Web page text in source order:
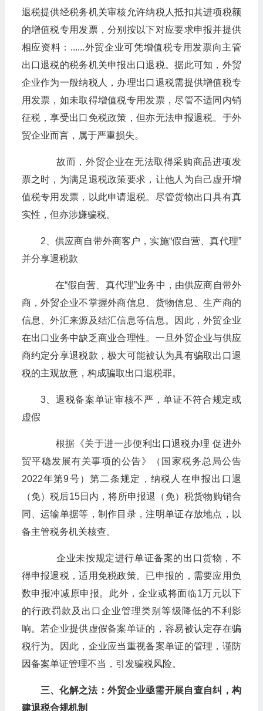
退税提供经税务机关审核允许纳税人抵扣其进项税额
的增值税专用发票，分别按以下对应要求申报并提供
相应资料：......外贸企业可凭增值税专用发票向主管
出口退税的税务机关申报出口退税。据此可知，外贸
企业作为一般纳税人，办理出口退税需提供增值税专
用发票，如未取得增值税专用发票，尽管不适同内销
征税，享受出口免税政策，但亦无法申报退税。于外
贸企业而言，属于严重损失。
故而，外贸企业在无法取得采购商品进项发
票之时，为满足退税政策要求，让他人为自己虚开增
值税专用发票，以此申请退税。尽管货物出口具有真
实性，但亦涉嫌骗税。
2、供应商自带外商客户，实施“假自营、真代理”
并分享退税款
在“假自营、真代理”业务中，由供应商自带外
商，外贸企业不掌握外商信息、货物信息、生产商的
信息、外汇来源及结汇信息等信息。因此，外贸企业
在出口业务中缺乏商业合理性。一旦外贸企业与供应
商约定分享退税款，极大可能被认为具有骗取出口退
税的主观故意，构成骗取出口退税罪。
3、退税备案单证审核不严，单证不符合规定或
虚假
根据《关于进一步便利出口退税办理 促进外
贸平稳发展有关事项的公告》（国家税务总局公告
2022年第9号）第二条规定，纳税人在申报出口退
（免）税后15日内，将所申报退（免）税货物购销合
同、运输单据等，制作目录，注明单证存放地点，以
备主管税务机关核查。
企业未按规定进行单证备案的出口货物，不
得申报退税，适用免税政策。已申报的，需要应用负
数申报冲减原申报。此外，企业或将面临1万元以下
的行政罚款及出口企业管理类别等级降低的不利影
响。若企业提供虚假备案单证的，容易被认定存在骗
税行为。因此，企业应当重视备案单证的管理，谨防
因备案单证管理不当，引发骗税风险。
三、化解之法：外贸企业亟需开展自查自纠，构
建退税合规机制